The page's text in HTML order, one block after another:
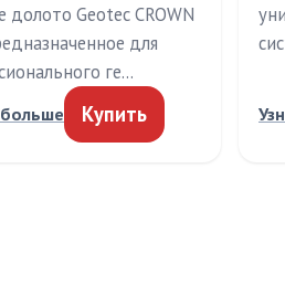
долото Geotec CROWN
для
ге…
Купить